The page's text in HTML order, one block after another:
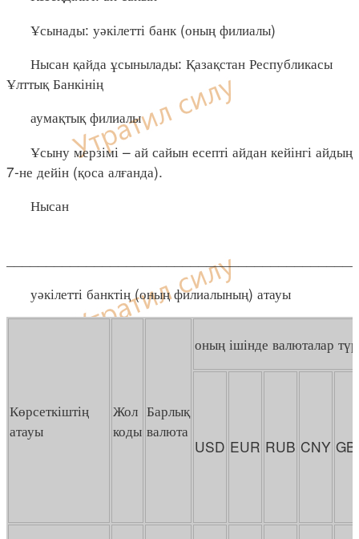
Ұсынады: уәкілетті банк (оның филиалы)
Нысан қайда ұсынылады: Қазақстан Республикасы
Ұлттық Банкінің
аумақтық филиалы
Ұсыну мерзімі – ай сайын есепті айдан кейінгі айдың
7-не дейін (қоса алғанда).
Нысан
уәкілетті банктің (оның филиалының) атауы
Көрсеткіштің
атауы
Жол
коды
Барлық
валюта
оның ішінде валюталар
USD EUR RUB CNY